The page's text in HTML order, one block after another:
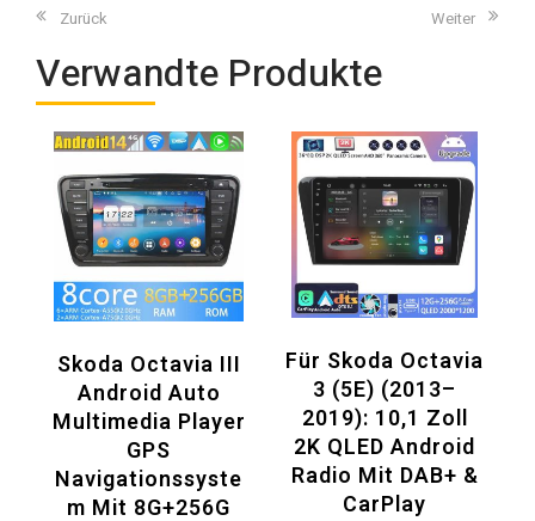
Zurück Weiter
Verwandte Produkte
Skoda Octavia III
Android Auto
Multimedia Player
GPS
Navigationssyste
M Mit 8G+256G
Für Skoda Octavia
3 (5E) (2013–
2019): 10,1 Zoll
2K QLED Android
Radio Mit DAB+ &
CarPlay